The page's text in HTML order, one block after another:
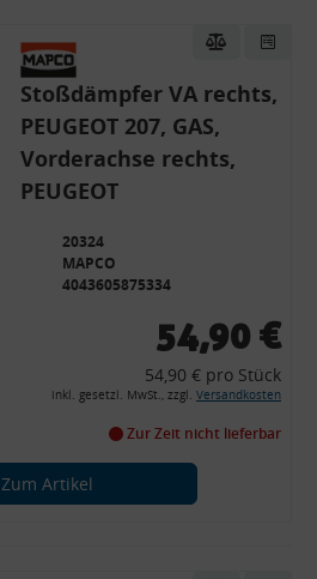
Stoßdämpfer VA rechts,
PEUGEOT 207, GAS,
Vorderachse rechts,
PEUGEOT
20324
MAPCO
4043605875334
54,90 €
54,90 € pro Stück
inkl. gesetzl. MwSt., zzgl. Versandkosten
Zur Zeit nicht lieferbar
Zum Artikel